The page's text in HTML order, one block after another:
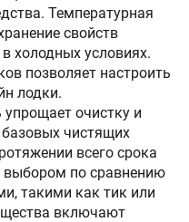
Температурная
свойств
холодных условиях.
позволяет настроить
лодки.
очистку и
чистящих
всего срока
по сравнению
такими как тик или
включают